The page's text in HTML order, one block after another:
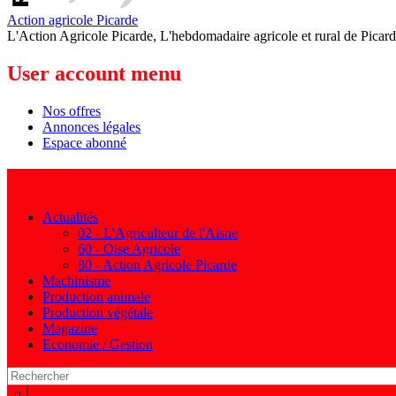
Action agricole Picarde
L'Action Agricole Picarde, L'hebdomadaire agricole et rural de
User account menu
Nos offres
Annonces légales
Espace abonné
Actualités
02 - L'Agriculteur de l'Aisne
60 - Oise Agricole
80 - Action Agricole Picarde
Machinisme
Production animale
Production végétale
Magazine
Economie / Gestion